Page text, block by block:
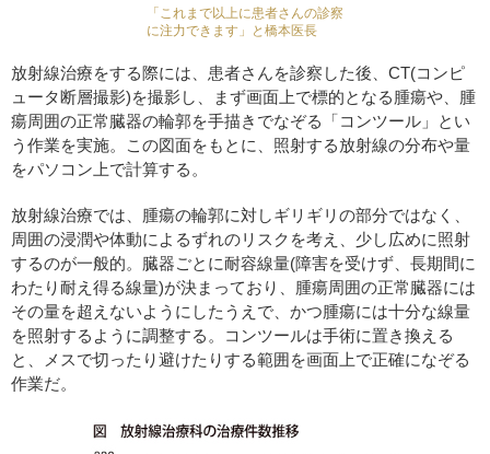
「これまで以上に患者さんの診察
に注力できます」と橋本医長
放射線治療をする際には、患者さんを診察した後、CT(コンピ
ュータ断層撮影)を撮影し、まず画面上で標的となる腫瘍や、腫
瘍周囲の正常臓器の輪郭を手描きでなぞる「コンツール」とい
う作業を実施。この図面をもとに、照射する放射線の分布や量
をパソコン上で計算する。
放射線治療では、腫瘍の輪郭に対しギリギリの部分ではなく、
周囲の浸潤や体動によるずれのリスクを考え、少し広めに照射
するのが一般的。臓器ごとに耐容線量(障害を受けず、長期間に
わたり耐え得る線量)が決まっており、腫瘍周囲の正常臓器には
その量を超えないようにしたうえで、かつ腫瘍には十分な線量
を照射するように調整する。コンツールは手術に置き換える
と、メスで切ったり避けたりする範囲を画面上で正確になぞる
作業だ。